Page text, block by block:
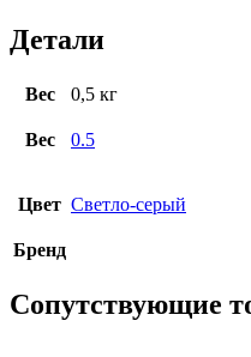
Детали
Вес 0,5 кг
Вес 0.5
Цвет Светло-серый
Бренд
Сопутствующие